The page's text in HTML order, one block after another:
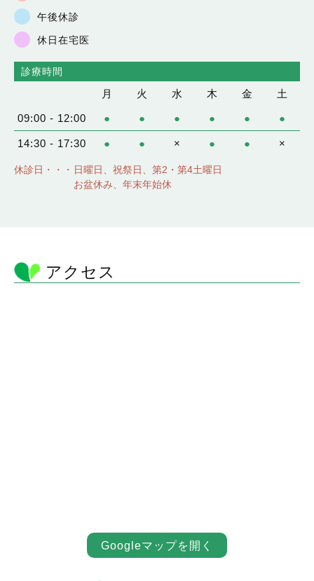
午後休診
休日在宅医
診療時間
月 火 水 木 金 土
09:00 - 12:00 ● ● ● ● ● ●
14:30 - 17:30 ● ● × ● ● ×
休診日・・・ 日曜日、祝祭日、第2・第4土曜日
お盆休み、年末年始休
アクセス
Googleマップを開く